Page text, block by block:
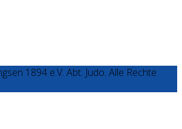
1894 e.V. Abt. Judo. Alle Rechte